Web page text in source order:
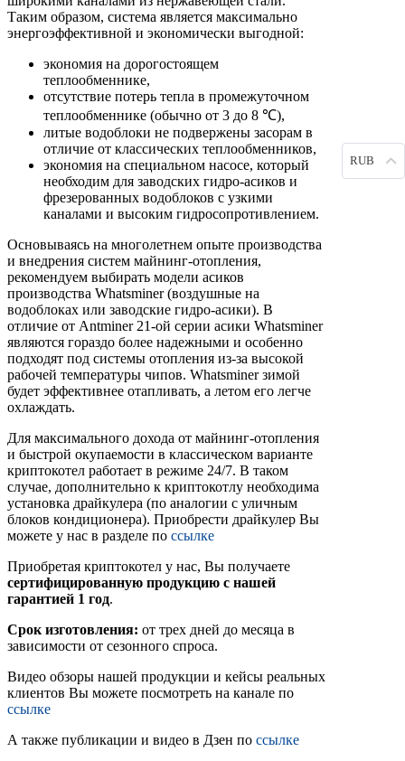
Таким образом, система является максимально
энергоэффективной и экономически выгодной:
экономия на дорогостоящем
теплообменнике,
отсутствие потерь тепла в промежуточном
теплообменнике (обычно от 3 до 8 ℃),
литые водоблоки не подвержены засорам в
отличие от классических теплообменников,
экономия на специальном насосе, который
необходим для заводских гидро-асиков и
фрезерованных водоблоков с узкими
каналами и высоким гидросопротивлением.
Основываясь на многолетнем опыте производства
и внедрения систем майнинг-отопления,
рекомендуем выбирать модели асиков
производства Whatsminer (воздушные на
водоблоках или заводские гидро-асики). В
отличие от Antminer 21-ой серии асики Whatsminer
являются гораздо более надежными и особенно
подходят под системы отопления из-за высокой
рабочей температуры чипов. Whatsminer зимой
будет эффективнее отапливать, а летом его легче
охлаждать.
Для максимального дохода от майнинг-отопления
и быстрой окупаемости в классическом варианте
криптокотел работает в режиме 24/7. В таком
случае, дополнительно к криптокотлу необходима
установка драйкулера (по аналогии с уличным
блоков кондиционера). Приобрести драйкулер Вы
можете у нас в разделе по ссылке
Приобретая криптокотел у нас, Вы получаете
сертифицированную продукцию с нашей
гарантией 1 год.
Срок изготовления: от трех дней до месяца в
зависимости от сезонного спроса.
Видео обзоры нашей продукции и кейсы реальных
клиентов Вы можете посмотреть на канале по
ссылке
А также публикации и видео в Дзен по ссылке
RUB